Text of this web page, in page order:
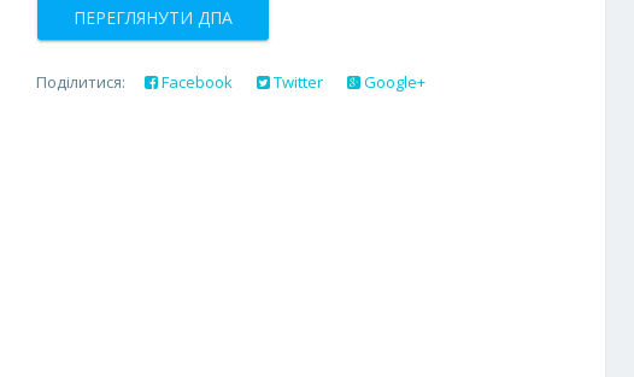
ПЕРЕГЛЯНУТИ ДПА
Поділитися: Facebook Twitter Google+